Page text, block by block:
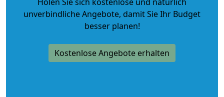
unverbindliche Angebote, damit Sie Ihr Budget
besser planen!
Kostenlose Angebote erhalten